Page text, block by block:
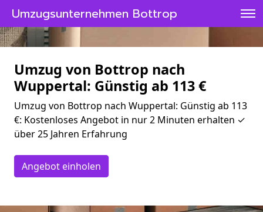
Umzugsunternehmen Bottrop
Umzug von Bottrop nach
Wuppertal: Günstig ab 113 €
Umzug von Bottrop nach Wuppertal: Günstig ab 113
€: Kostenloses Angebot in nur 2 Minuten erhalten ✓
über 25 Jahren Erfahrung
Angebot einholen